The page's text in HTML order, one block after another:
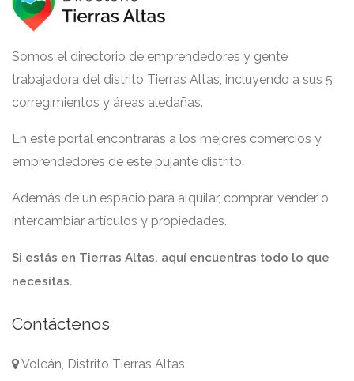
Somos el directorio de emprendedores y gente
trabajadora del distrito Tierras Altas, incluyendo a sus 5
corregimientos y áreas aledañas.
En este portal encontrarás a los mejores comercios y
emprendedores de este pujante distrito.
Además de un espacio para alquilar, comprar, vender o
intercambiar artículos y propiedades.
Si estás en Tierras Altas, aquí encuentras todo lo que
necesitas.
Contáctenos
Volcán, Distrito Tierras Altas